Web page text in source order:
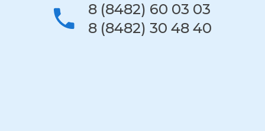
8 (8482) 60 03 03
8 (8482) 30 48 40